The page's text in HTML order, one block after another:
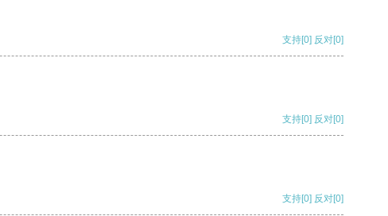
支持[0] 反对[0]
支持[0] 反对[0]
支持[0] 反对[0]